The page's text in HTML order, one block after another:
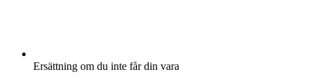
Ersättning om du inte får din vara